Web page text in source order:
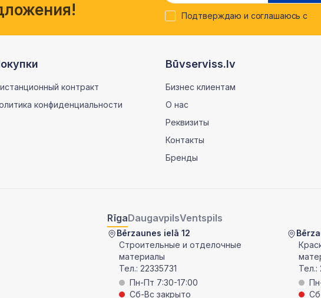
Подтверждаю и соглашаюсь с
контракт
конфиденциальности
Būvserviss.lv
Бизнес клиентам
О нас
Реквизиты
Контакты
Бренды
RīgaDaugavpilsVentspils
Bērzaunes ielā 12
Строительные и отделочные
материалы
Тел.: 22335731
Пн-Пт 7:30-17:00
Сб-Вс закрыто
Тел.: